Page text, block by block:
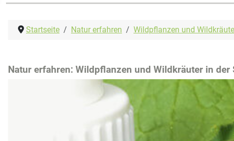
Startseite Natur erfahren Wildpflanzen und
Natur erfahren: Wildpflanzen und Wildkräuter in der